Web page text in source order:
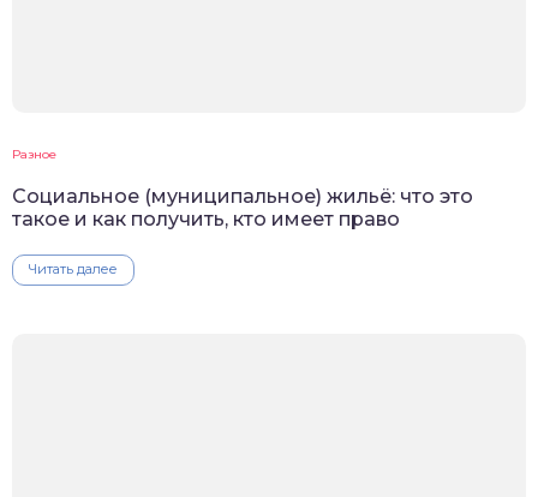
Разное
Социальное (муниципальное) жильё: что это
такое и как получить, кто имеет право
Читать далее